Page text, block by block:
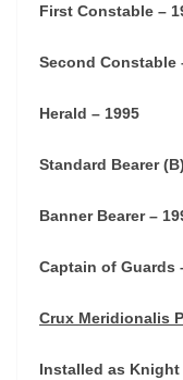
First Constable –
Second Constable
Herald – 1995
Standard Bearer
Banner Bearer –
Captain of Guards
Crux Meridionalis
Installed as Knight